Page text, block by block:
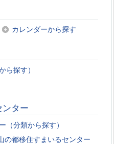
カレンダーから探す
ら探す）
ンター
（分類から探す）
の都移住すまいるセンター